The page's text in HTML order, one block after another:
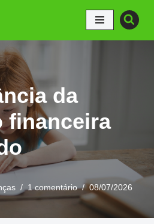
da
financeira
1 comentário 08/07/2026